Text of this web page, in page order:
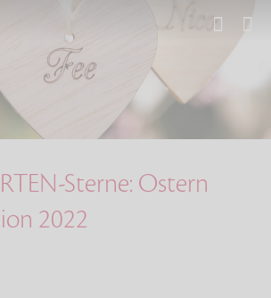
Ostern Gedenkaktion 2022
Sterne: Ostern
2022